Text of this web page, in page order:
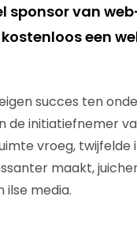
sponsor van
een
succes ten
initiatiefnemer
vroeg, twijfelde
maakt,
ilse media.